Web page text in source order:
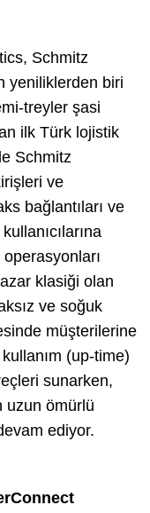
Schmitz
yeniliklerden biri
treyler şasi
ilk Türk lojistik
Schmitz
ve
bağlantıları ve
klasiği olan
ve soğuk
müşterilerine
(up-time)
sunarken,
uzun ömürlü
ediyor.